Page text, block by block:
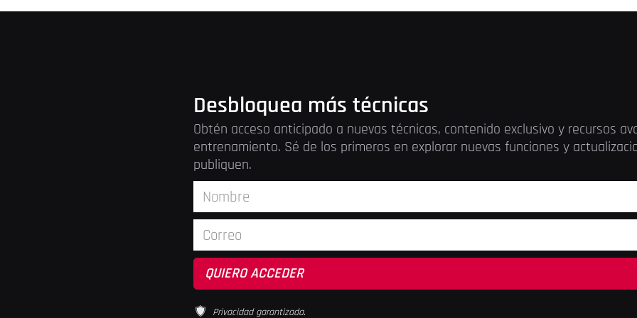
Desbloquea más técnicas
Obtén acceso anticipado a nuevas técnicas, contenido exclusivo y recursos
entrenamiento. Sé de los primeros en explorar nuevas funciones y
publiquen.
Privacidad garantizada.